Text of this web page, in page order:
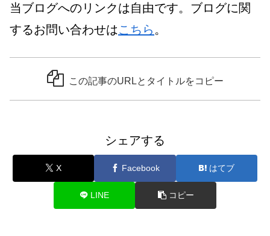
当ブログへのリンクは自由です。ブログに関
するお問い合わせはこちら 。
この記事のURLとタイトルをコピー
シェアする
X Facebook はてブ
LINE コピー